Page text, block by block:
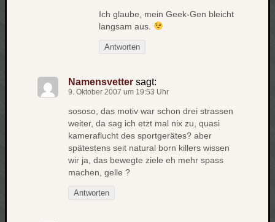
Ich glaube, mein Geek-Gen bleicht
langsam aus.
Antworten
Namensvetter sagt:
9. Oktober 2007 um 19:53 Uhr
sososo, das motiv war schon drei strassen
weiter, da sag ich etzt mal nix zu, quasi
kameraflucht des sportgerätes? aber
spätestens seit natural born killers wissen
wir ja, das bewegte ziele eh mehr spass
machen, gelle ?
Antworten